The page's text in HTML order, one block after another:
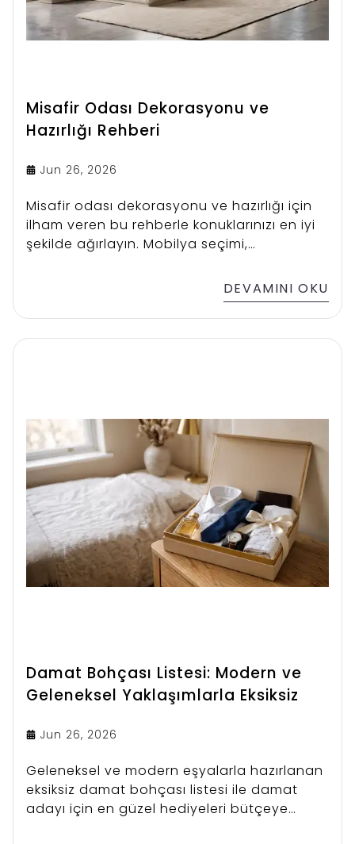
Misafir Odası Dekorasyonu ve
Hazırlığı Rehberi
Jun 26, 2026
Misafir odası dekorasyonu ve hazırlığı için
ilham veren bu rehberle konuklarınızı en iyi
şekilde ağırlayın. Mobilya seçimi,
DEVAMINI OKU
Damat Bohçası Listesi: Modern ve
Geleneksel Yaklaşımlarla Eksiksiz
Jun 26, 2026
Geleneksel ve modern eşyalarla hazırlanan
eksiksiz damat bohçası listesi ile damat
adayı için en güzel hediyeleri bütçeye